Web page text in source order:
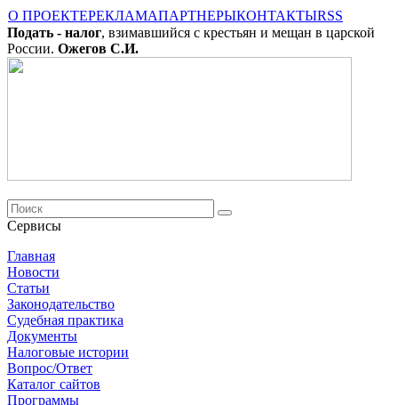
О ПРОЕКТЕРЕКЛАМАПАРТНЕРЫКОНТАКТЫRSS
Подать - налог, взимавшийся с крестьян и мещан в царской
России. Ожегов С.И.
Сервисы
Главная
Новости
Cтатьи
Законодательство
Судебная практика
Документы
Налоговые истории
Вопрос/Ответ
Каталог сайтов
Программы